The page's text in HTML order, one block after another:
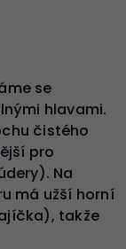
se
hlavami.
čistého
pro
Na
má užší horní
takže